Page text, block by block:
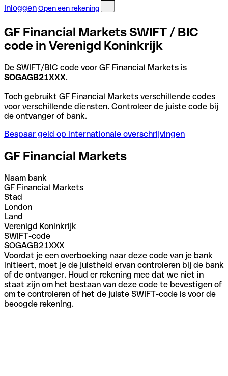
InloggenOpen een rekening
GF Financial Markets SWIFT / BIC
code in Verenigd Koninkrijk
De SWIFT/BIC code voor GF Financial Markets is
SOGAGB21XXX.
Toch gebruikt GF Financial Markets verschillende codes
voor verschillende diensten. Controleer de juiste code bij
de ontvanger of bank.
Bespaar geld op internationale overschrijvingen
GF Financial Markets
Naam bank
GF Financial Markets
Stad
London
Land
Verenigd Koninkrijk
SWIFT-code
SOGAGB21XXX
Voordat je een overboeking naar deze code van je bank
initieert, moet je de juistheid ervan controleren bij de bank
of de ontvanger. Houd er rekening mee dat we niet in
staat zijn om het bestaan van deze code te bevestigen of
om te controleren of het de juiste SWIFT-code is voor de
beoogde rekening.